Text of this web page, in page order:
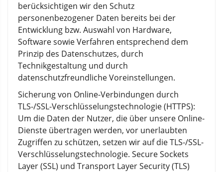
berücksichtigen wir den Schutz
personenbezogener Daten bereits bei der
Entwicklung bzw. Auswahl von Hardware,
Software sowie Verfahren entsprechend dem
Prinzip des Datenschutzes, durch
Technikgestaltung und durch
datenschutzfreundliche Voreinstellungen.
Sicherung von Online-Verbindungen durch
TLS-/SSL-Verschlüsselungstechnologie (HTTPS):
Um die Daten der Nutzer, die über unsere Online-
Dienste übertragen werden, vor unerlaubten
Zugriffen zu schützen, setzen wir auf die TLS-/SSL-
Verschlüsselungstechnologie. Secure Sockets
Layer (SSL) und Transport Layer Security (TLS)